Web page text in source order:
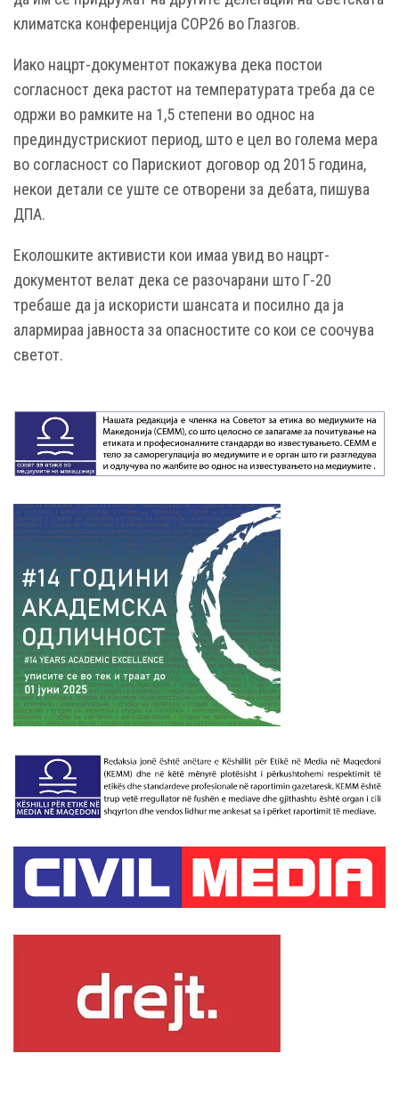
климатска конференција COP26 во Глазгов.
Иако нацрт-документот покажува дека постои
согласност дека растот на температурата треба да се
одржи во рамките на 1,5 степени во однос на
прединдустрискиот период, што е цел во голема мера
во согласност со Парискиот договор од 2015 година,
некои детали се уште се отворени за дебата, пишува
ДПА.
Еколошките активисти кои имаа увид во нацрт-
документот велат дека се разочарани што Г-20
требаше да ја искористи шансата и посилно да ја
алармираа јавноста за опасностите со кои се соочува
светот.